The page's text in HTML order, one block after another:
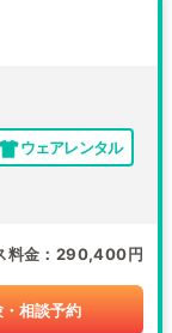
ウェアレンタル
料金 290,400円
・相談予約